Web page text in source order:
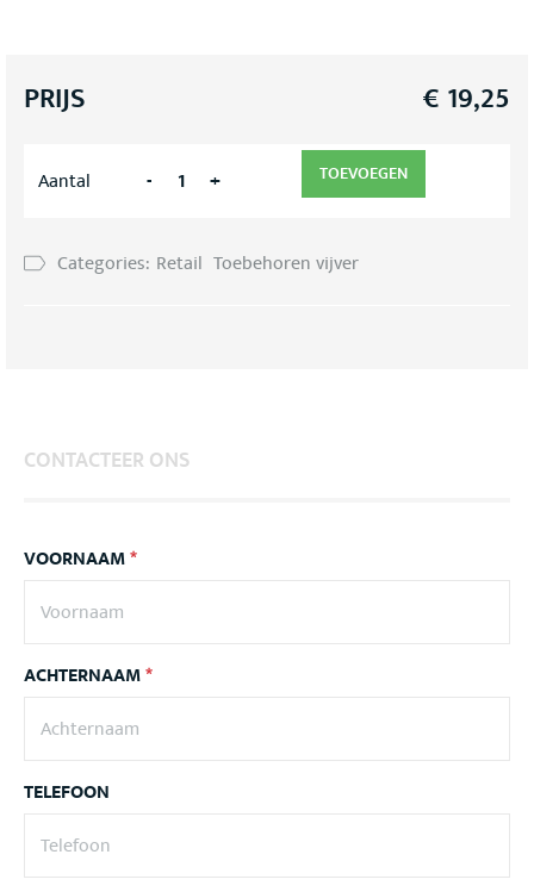
PRIJS € 19,25
Aantal - + TOEVOEGEN
Categories: Retail Toebehoren vijver
CONTACTEER ONS
VOORNAAM*
ACHTERNAAM*
TELEFOON